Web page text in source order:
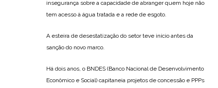
insegurança sobre a capacidade de abranger quem hoje não
tem acesso à água tratada e a rede de esgoto.
A esteira de desestatização do setor teve início antes da
sanção do novo marco.
Há dois anos, o BNDES (Banco Nacional de Desenvolvimento
Econômico e Social) capitaneia projetos de concessão e PPPs